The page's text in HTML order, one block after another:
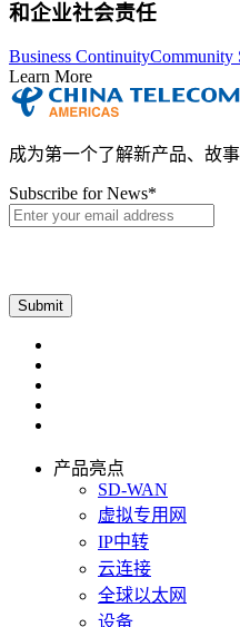
和企业社会责任
Business ContinuityCommunity
Learn More
成为第一个了解新产品、故事
Subscribe for News*
产品亮点
SD-WAN
虚拟专用网
IP中转
云连接
全球以太网
设备